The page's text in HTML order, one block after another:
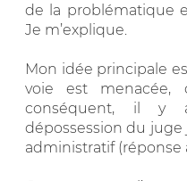
de la problématique
Je m’explique.
Mon idée principale
voie est menacée,
conséquent, il y
dépossession du
administratif (réponse